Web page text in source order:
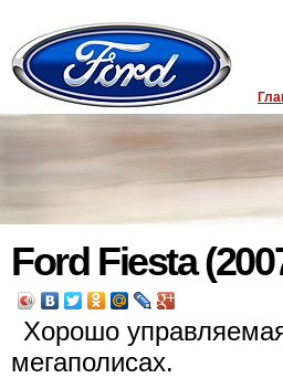
Ford Fiesta
Хорошо
мегаполисах.